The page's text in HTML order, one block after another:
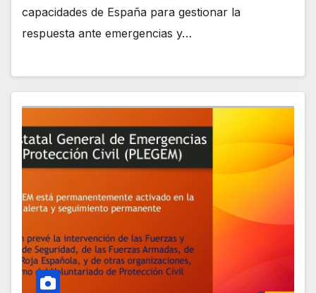
capacidades de España para gestionar la
respuesta ante emergencias y…